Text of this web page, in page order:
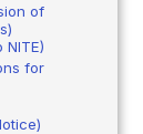
of
for